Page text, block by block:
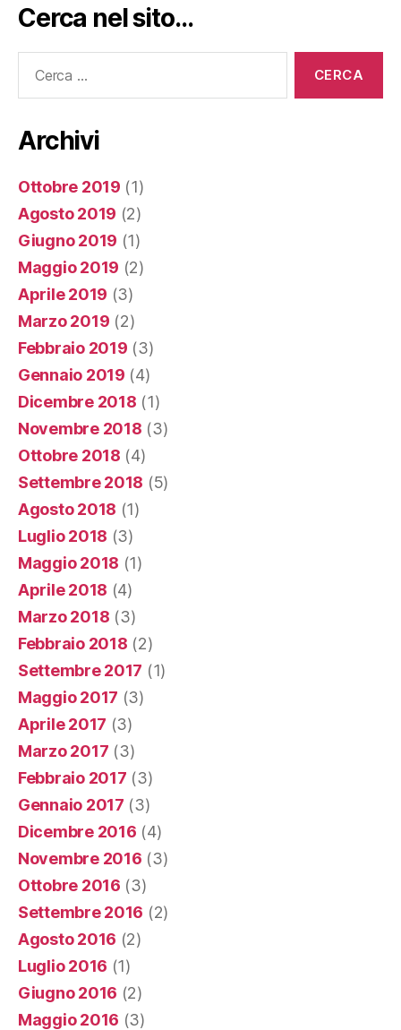
Cerca nel sito…
Archivi
Ottobre 2019 (1)
Agosto 2019 (2)
Giugno 2019 (1)
Maggio 2019 (2)
Aprile 2019 (3)
Marzo 2019 (2)
Febbraio 2019 (3)
Gennaio 2019 (4)
Dicembre 2018 (1)
Novembre 2018 (3)
Ottobre 2018 (4)
Settembre 2018 (5)
Agosto 2018 (1)
Luglio 2018 (3)
Maggio 2018 (1)
Aprile 2018 (4)
Marzo 2018 (3)
Febbraio 2018 (2)
Settembre 2017 (1)
Maggio 2017 (3)
Aprile 2017 (3)
Marzo 2017 (3)
Febbraio 2017 (3)
Gennaio 2017 (3)
Dicembre 2016 (4)
Novembre 2016 (3)
Ottobre 2016 (3)
Settembre 2016 (2)
Agosto 2016 (2)
Luglio 2016 (1)
Giugno 2016 (2)
Maggio 2016 (3)